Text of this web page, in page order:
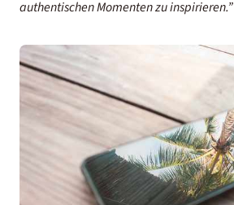
authentischen Momenten zu inspirieren.”